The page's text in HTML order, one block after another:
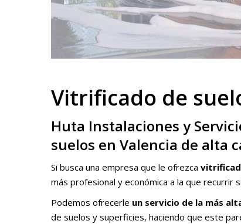
Vitrificado de
Huta Instalaciones y
suelos en Valencia de alta
Si busca una empresa que le ofrezca
más profesional y económica a la que recurrir
Podemos ofrecerle un servicio de la más
de suelos y superficies, haciendo que este